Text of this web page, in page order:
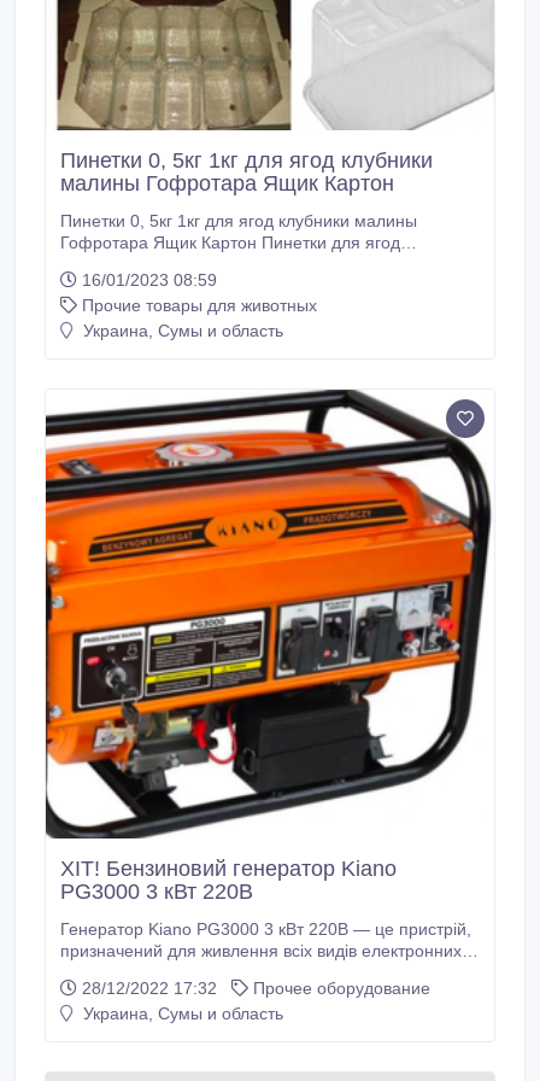
Пинетки 0, 5кг 1кг для ягод клубники
малины Гофротара Ящик Картон
Пинетки 0, 5кг 1кг для ягод клубники малины
Гофротара Ящик Картон Пинетки для ягод
500 грамм. ящик 1000-1500 шт можно поштучно (не
деформируется на солнце) Пинетка PP
полипропилен 1000 грамм.ящик 750-1000-1200 шт
16/01/2023 08:59
Прочие товары для животных
Украина, Сумы и область
ХІТ! Бензиновий генератор Kiano
PG3000 3 кВт 220B
Генератор Kiano PG3000 3 кВт 220B — це пристрій,
призначений для живлення всіх видів електронних
харчування в майстерні, будинку, офісі, кемпінгу,
будівельному майданчику, човні і т.д. На відміну від
28/12/2022 17:32
Прочее оборудование
Украина, Сумы и область